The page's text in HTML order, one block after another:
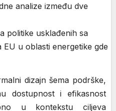
analize između dve
politike usklađenih sa
u oblasti energetike gde
dizajn šema podrške,
dostupnost i efikasnost
u kontekstu ciljeva